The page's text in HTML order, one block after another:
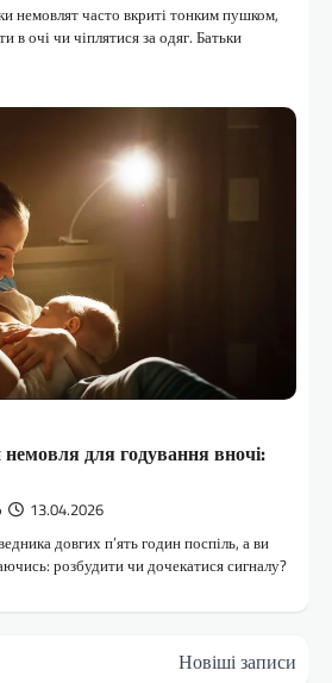
немовлят часто вкриті тонким пушком,
в очі чи чіплятися за одяг. Батьки
для годування вночі:
13.04.2026
довгих п’ять годин поспіль, а ви
розбудити чи дочекатися сигналу?
Новіші записи